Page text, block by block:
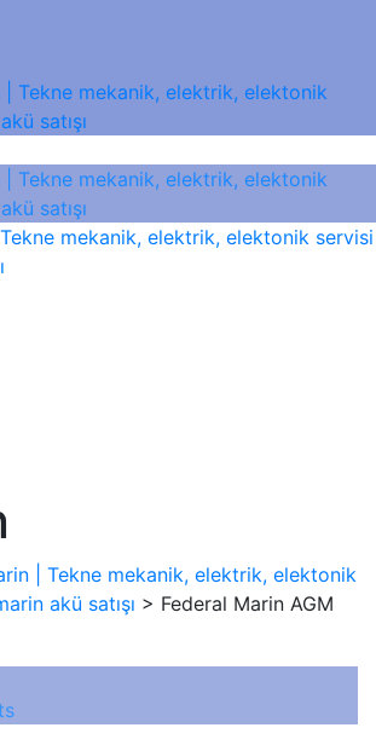
| Tekne mekanik, elektrik, elektonik
akü satışı > Federal Marin AGM